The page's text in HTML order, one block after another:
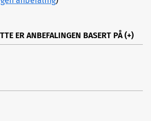
ER ANBEFALINGEN BASERT PÅ